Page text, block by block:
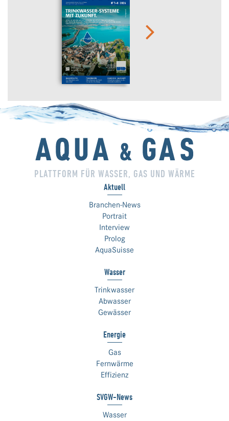
PLATTFORM FÜR WASSER, GAS UND WÄRME
Aktuell
Branchen-News
Portrait
Interview
Prolog
AquaSuisse
Wasser
Trinkwasser
Abwasser
Gewässer
Energie
Gas
Fernwärme
Effizienz
SVGW-News
Wasser